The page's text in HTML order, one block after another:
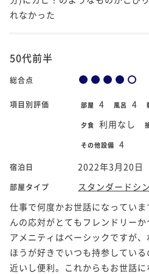
れなかった
50代前半
総合点
項目別評価 部屋 4 風呂 4
夕食 利用なし
その他設備 4
宿泊日 2022年3月20日
部屋タイプ
スタンダードシ
仕事で何度かお世話になってい
んの応対がとてもフレンドリーか
アメニティはベーシックですが
ほうが好きでいつも持参してい
近いし便利。これからもお世話に